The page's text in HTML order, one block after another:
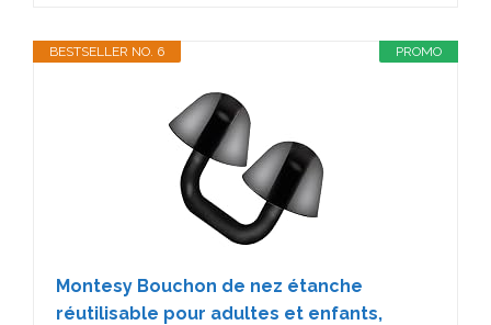
PROMO
BESTSELLER NO. 6
Montesy Bouchon de nez étanche
réutilisable pour adultes et enfants,